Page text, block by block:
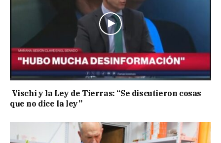
Vischi y la Ley de Tierras: “Se discutieron cosas
que no dice la ley”